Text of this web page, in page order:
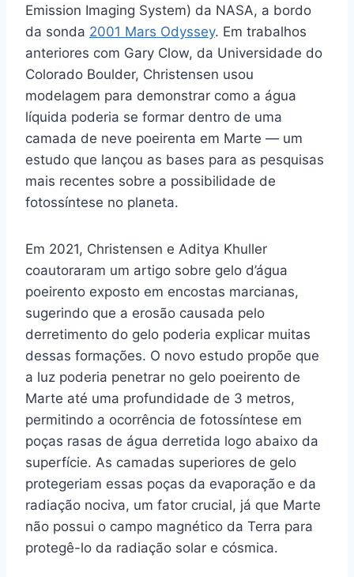
Emission Imaging System) da NASA, a bordo
da sonda 2001 Mars Odyssey. Em trabalhos
anteriores com Gary Clow, da Universidade do
Colorado Boulder, Christensen usou
modelagem para demonstrar como a água
líquida poderia se formar dentro de uma
camada de neve poeirenta em Marte — um
estudo que lançou as bases para as pesquisas
mais recentes sobre a possibilidade de
fotossíntese no planeta.
Em 2021, Christensen e Aditya Khuller
coautoraram um artigo sobre gelo d’água
poeirento exposto em encostas marcianas,
sugerindo que a erosão causada pelo
derretimento do gelo poderia explicar muitas
dessas formações. O novo estudo propõe que
a luz poderia penetrar no gelo poeirento de
Marte até uma profundidade de 3 metros,
permitindo a ocorrência de fotossíntese em
poças rasas de água derretida logo abaixo da
superfície. As camadas superiores de gelo
protegeriam essas poças da evaporação e da
radiação nociva, um fator crucial, já que Marte
não possui o campo magnético da Terra para
protegê-lo da radiação solar e cósmica.